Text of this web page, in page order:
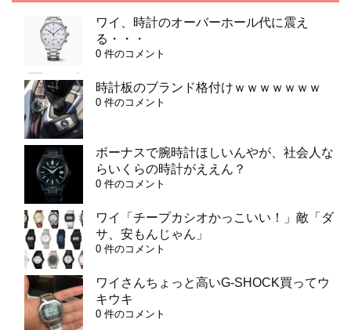
ワイ、時計のオーバーホール代に震え
る・・・
0 件のコメント
時計板のブランド格付けｗｗｗｗｗｗｗ
0 件のコメント
ボーナスで腕時計ほしいんやが、社会人な
らいくらの時計がええん？
0 件のコメント
ワイ「チープカシオかっこいい！」敵「ダ
サ、安もんじゃん」
0 件のコメント
ワイさんちょっと高いG-SHOCK買ってウ
キウキ
0 件のコメント